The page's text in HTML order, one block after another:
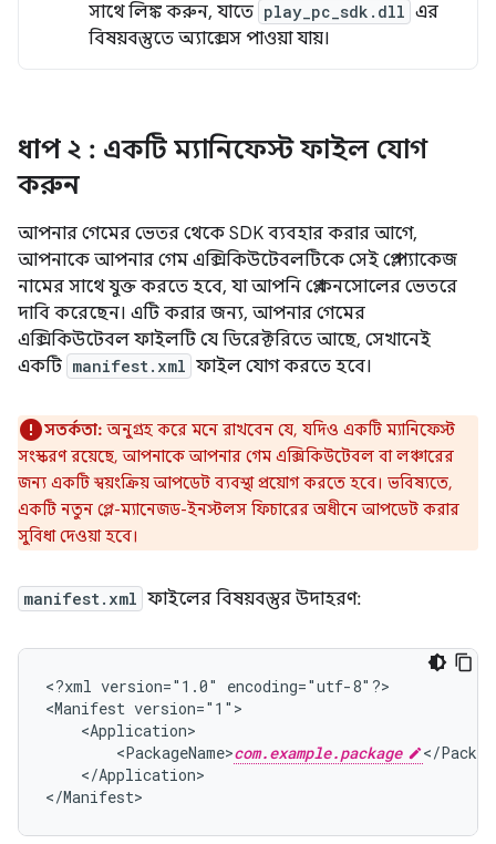
সাথে লিঙ্ক করুন, যাতে play_pc_sdk.dll এর
বিষয়বস্তুতে অ্যাক্সেস পাওয়া যায়।
ধাপ ২ : একটি ম্যানিফেস্ট ফাইল যোগ
করুন
আপনার গেমের ভেতর থেকে SDK ব্যবহার করার আগে,
আপনাকে আপনার গেম এক্সিকিউটেবলটিকে সেই প্লে প্যাকেজ
নামের সাথে যুক্ত করতে হবে, যা আপনি প্লে কনসোলের ভেতরে
দাবি করেছেন। এটি করার জন্য, আপনার গেমের
এক্সিকিউটেবল ফাইলটি যে ডিরেক্টরিতে আছে, সেখানেই
একটি manifest.xml ফাইল যোগ করতে হবে।
সতর্কতা: অনুগ্রহ করে মনে রাখবেন যে, যদিও একটি ম্যানিফেস্ট
সংস্করণ রয়েছে, আপনাকে আপনার গেম এক্সিকিউটেবল বা লঞ্চারের
জন্য একটি স্বয়ংক্রিয় আপডেট ব্যবস্থা প্রয়োগ করতে হবে। ভবিষ্যতে,
একটি নতুন প্লে-ম্যানেজড-ইনস্টলস ফিচারের অধীনে আপডেট করার
সুবিধা দেওয়া হবে।
manifest.xml ফাইলের বিষয়বস্তুর উদাহরণ:
<?xml version="1.0"
encoding="utf-8"?>
<Manifest
<PackageName>com.example.package
</Application>